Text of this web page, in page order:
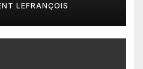
LEFRANÇOIS